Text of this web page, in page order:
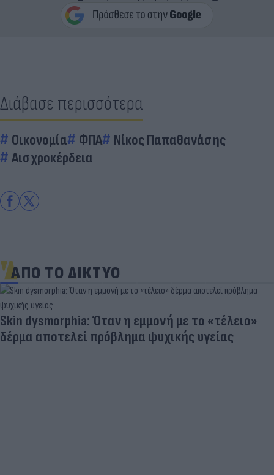
Διάβασε περισσότερα
Οικονομία ΦΠΑ
Νίκος Παπαθανάσης
Αισχροκέρδεια
ΑΠΟ ΤΟ ΔΙΚΤΥΟ
Skin dysmorphia: Όταν η εμμονή με το «τέλειο»
δέρμα αποτελεί πρόβλημα ψυχικής υγείας